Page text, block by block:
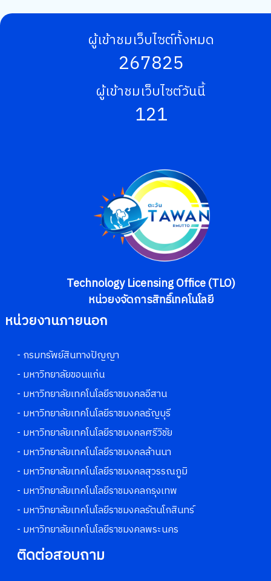
ผู้เข้าชมเว็บไซต์ทั้งหมด
267825
ผู้เข้าชมเว็บไซต์วันนี้
121
Technology Licensing Office (TLO)
หน่วยงจัดการสิทธิ์เทคโนโลยี
หน่วยงานภายนอก
- กรมทรัพย์สินทางปัญญา
- มหาวิทยาลัยขอนแก่น
- มหาวิทยาลัยเทคโนโลยีราชมงคลอีสาน
- มหาวิทยาลัยเทคโนโลยีราชมงคลธัญบุรี
- มหาวิทยาลัยเทคโนโลยีราชมงคลศรีวิชัย
- มหาวิทยาลัยเทคโนโลยีราชมงคลล้านนา
- มหาวิทยาลัยเทคโนโลยีราชมงคลสุวรรณภูมิ
- มหาวิทยาลัยเทคโนโลยีราชมงคลกรุงเทพ
- มหาวิทยาลัยเทคโนโลยีราชมงคลรัตนโกสินทร์
- มหาวิทยาลัยเทคโนโลยีราชมงคลพระนคร
ติดต่อสอบถาม